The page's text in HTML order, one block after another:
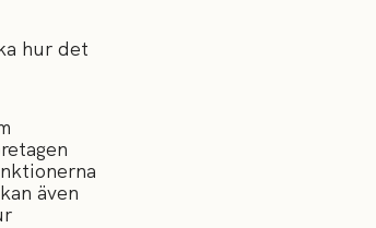
hur det
även